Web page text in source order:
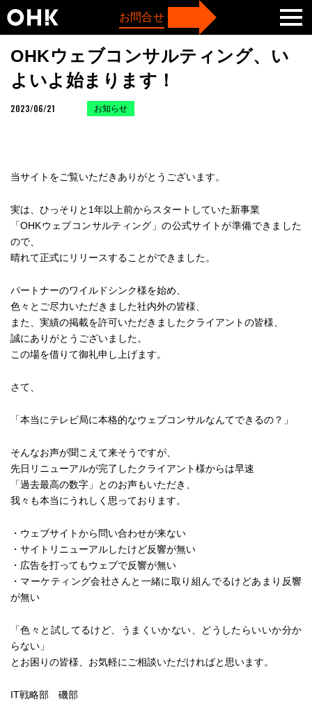
お問合せ
TOP お知らせ OHKウェブコンサルティング、いよいよ始まります！
OHKウェブコンサルティング、い
よいよ始まります！
2023/06/21 お知らせ
当サイトをご覧いただきありがとうございます。
実は、ひっそりと1年以上前からスタートしていた新事業
「OHKウェブコンサルティング」の公式サイトが準備できました
ので、
晴れて正式にリリースすることができました。
パートナーのワイルドシンク様を始め、
色々とご尽力いただきました社内外の皆様、
また、実績の掲載を許可いただきましたクライアントの皆様、
誠にありがとうございました。
この場を借りて御礼申し上げます。
さて、
「本当にテレビ局に本格的なウェブコンサルなんてできるの？」
そんなお声が聞こえて来そうですが、
先日リニューアルが完了したクライアント様からは早速
「過去最高の数字」とのお声もいただき、
我々も本当にうれしく思っております。
・ウェブサイトから問い合わせが来ない
・サイトリニューアルしたけど反響が無い
・広告を打ってもウェブで反響が無い
・マーケティング会社さんと一緒に取り組んでるけどあまり反響
が無い
「色々と試してるけど、うまくいかない、どうしたらいいか分か
らない」
とお困りの皆様、お気軽にご相談いただければと思います。
IT戦略部 磯部